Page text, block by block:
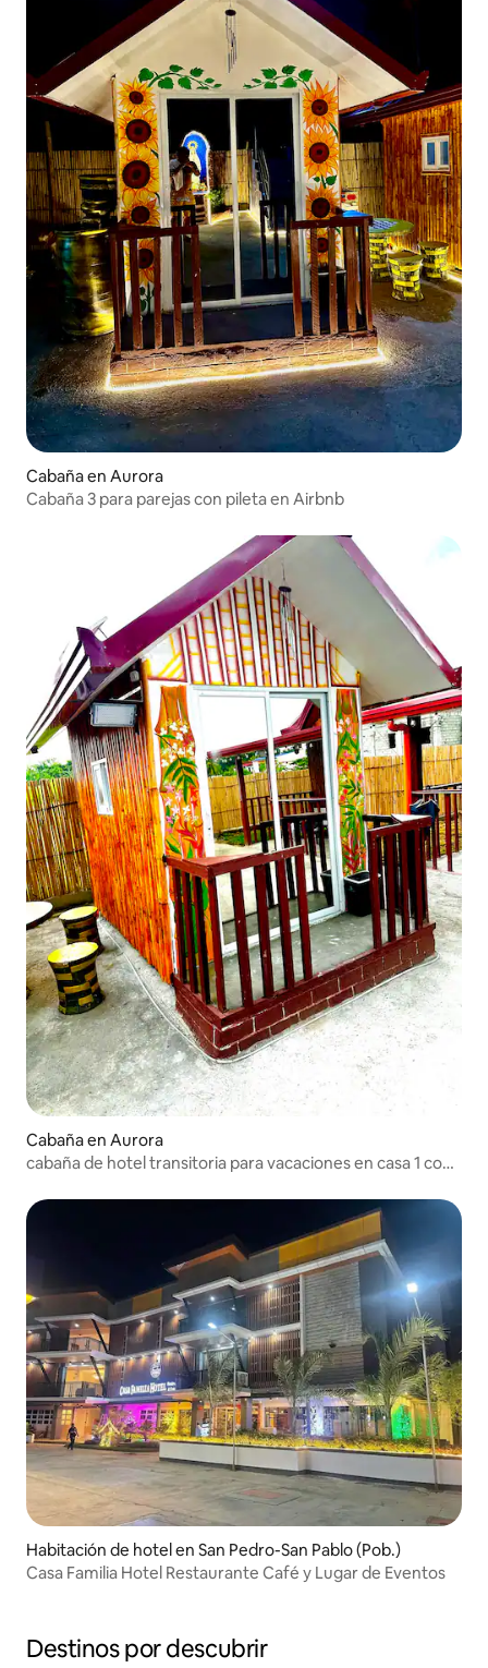
Cabaña en Aurora
Cabaña 3 para parejas con pileta en Airbnb
Cabaña en Aurora
cabaña de hotel transitoria para vacaciones en casa 1 con
Habitación de hotel en San Pedro-San Pablo (Pob.)
Casa Familia Hotel Restaurante Café y Lugar de Eventos
Destinos por descubrir